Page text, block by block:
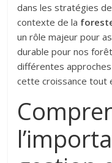
dans les stratégies de
contexte de la
un rôle majeur pour
durable pour nos
différentes
cette croissance tout